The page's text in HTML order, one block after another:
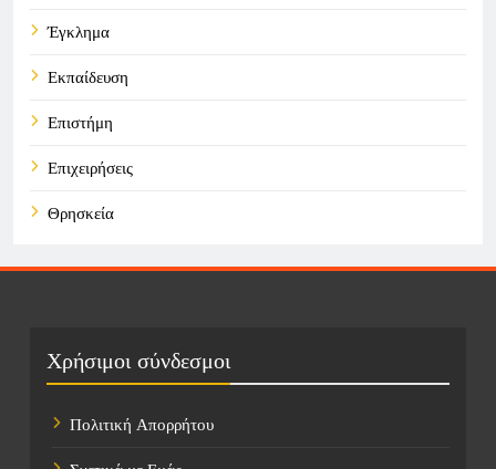
Έγκλημα
Εκπαίδευση
Επιστήμη
Επιχειρήσεις
Θρησκεία
Πολιτική
Χρήσιμοι σύνδεσμοι
Πολιτική Απορρήτου